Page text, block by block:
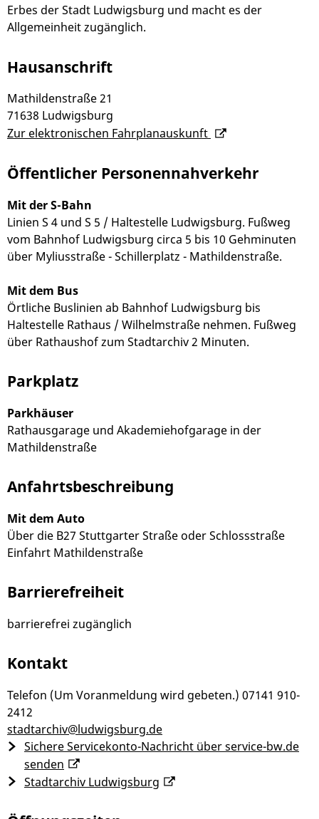
Erbes der Stadt Ludwigsburg und macht es der
Allgemeinheit zugänglich.
Hausanschrift
Mathildenstraße 21
71638 Ludwigsburg
Zur elektronischen Fahrplanauskunft
Öffentlicher Personennahverkehr
Mit der S-Bahn
Linien S 4 und S 5 / Haltestelle Ludwigsburg. Fußweg
vom Bahnhof Ludwigsburg circa 5 bis 10 Gehminuten
über Myliusstraße - Schillerplatz - Mathildenstraße.
Mit dem Bus
Örtliche Buslinien ab Bahnhof Ludwigsburg bis
Haltestelle Rathaus / Wilhelmstraße nehmen. Fußweg
über Rathaushof zum Stadtarchiv 2 Minuten.
Parkplatz
Parkhäuser
Rathausgarage und Akademiehofgarage in der
Mathildenstraße
Anfahrtsbeschreibung
Mit dem Auto
Über die B27 Stuttgarter Straße oder Schlossstraße
Einfahrt Mathildenstraße
Barrierefreiheit
barrierefrei zugänglich
Kontakt
Telefon (Um Voranmeldung wird gebeten.) 07141 910-
2412
stadtarchiv@ludwigsburg.de
Sichere Servicekonto-Nachricht über service-bw.de
senden
Stadtarchiv Ludwigsburg